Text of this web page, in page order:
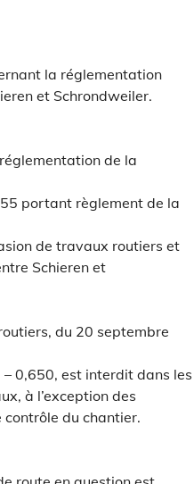
la réglementation
et Schrondweiler.
de la
portant règlement de la
de travaux routiers et
Schieren et
du 20 septembre
– 0,650, est interdit dans les
à l’exception des
contrôle du chantier.